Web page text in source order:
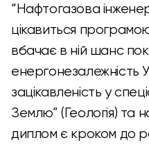
“Нафтогазова
цікавиться
вбачає в ній шанс
енергонезалежність
зацікавленість у
Землю” (Геологія) та
диплом є кроком до